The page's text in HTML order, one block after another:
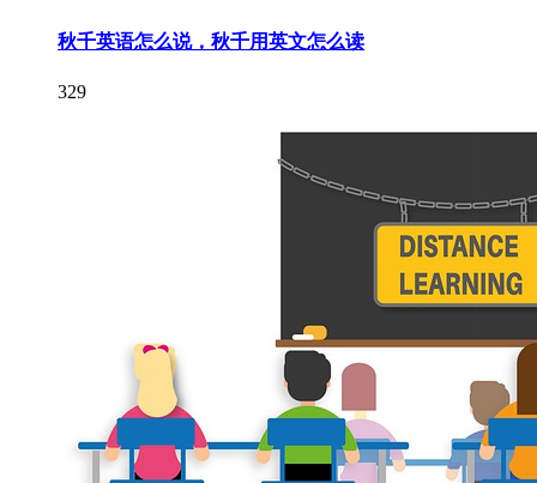
秋千英语怎么说，秋千用英文怎么读
329